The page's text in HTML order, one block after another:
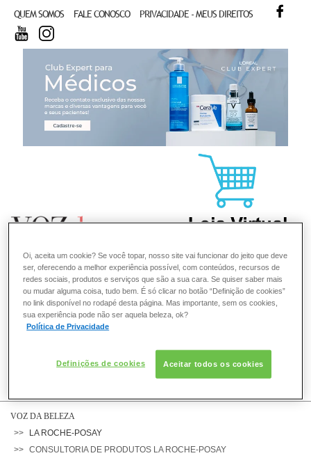
QUEM SOMOS FALE CONOSCO PRIVACIDADE - MEUS DIREITOS
YOUTUBE
COMO POSSO AJUDAR? DÚVIDAS SOBRE:
PELE
VOZ DA BELEZA
LA ROCHE-POSAY
CONSULTORIA DE PRODUTOS LA ROCHE-POSAY
Oi, aceita um cookie? Se você topar, nosso site vai funcionar do jeito que deve
ser, oferecendo a melhor experiência possível, com conteúdos, recursos de
redes sociais, produtos e serviços que são a sua cara. Se quiser saber mais
ou mudar alguma coisa, tudo bem. É só clicar no botão “Definição de cookies”
no link disponível no rodapé desta página. Mas importante, sem os cookies,
sua experiência pode não ser aquela beleza, ok?
Política de Privacidade
Definições de cookies Aceitar todos os cookies